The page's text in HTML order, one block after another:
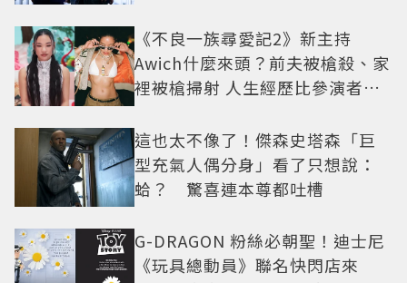
《不良一族尋愛記2》新主持
Awich什麼來頭？前夫被槍殺、家
裡被槍掃射 人生經歷比參演者還
這也太不像了！傑森史塔森「巨
型充氣人偶分身」看了只想說：
蛤？ 驚喜連本尊都吐槽
G-DRAGON 粉絲必朝聖！迪士尼
《玩具總動員》聯名快閃店來